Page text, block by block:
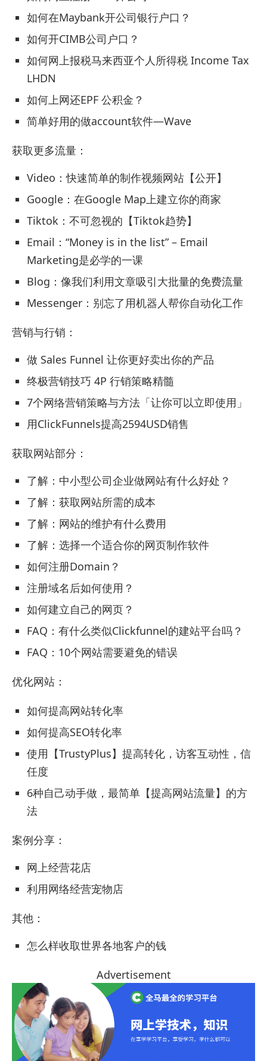
如何在Maybank开公司银行户口？
如何开CIMB公司户口？
如何网上报税马来西亚个人所得税 Income Tax
LHDN
如何上网还EPF 公积金？
简单好用的做account软件—Wave
获取更多流量：
Video：快速简单的制作视频网站【公开】
Google：在Google Map上建立你的商家
Tiktok：不可忽视的【Tiktok趋势】
Email：“Money is in the list” – Email
Marketing是必学的一课
Blog：像我们利用文章吸引大批量的免费流量
Messenger：别忘了用机器人帮你自动化工作
营销与行销：
做 Sales Funnel 让你更好卖出你的产品
终极营销技巧 4P 行销策略精髓
7个网络营销策略与方法「让你可以立即使用」
用ClickFunnels提高2594USD销售
获取网站部分：
了解：中小型公司企业做网站有什么好处？
了解：获取网站所需的成本
了解：网站的维护有什么费用
了解：选择一个适合你的网页制作软件
如何注册Domain？
注册域名后如何使用？
如何建立自己的网页？
FAQ：有什么类似Clickfunnel的建站平台吗？
FAQ：10个网站需要避免的错误
优化网站：
如何提高网站转化率
如何提高SEO转化率
使用【TrustyPlus】提高转化，访客互动性，信
任度
6种自己动手做，最简单【提高网站流量】的方
法
案例分享：
网上经营花店
利用网络经营宠物店
其他：
怎么样收取世界各地客户的钱
Advertisement